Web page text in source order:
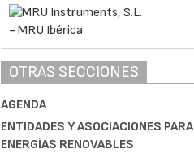
OTRAS SECCIONES
AGENDA
ENTIDADES Y ASOCIACIONES PARA
ENERGÍAS RENOVABLES